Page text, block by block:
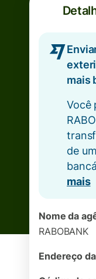
mais
Você
de
mais
Nome da
RABOBANK
Endereço